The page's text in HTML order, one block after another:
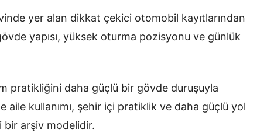
yer alan dikkat çekici otomobil kayıtlarından
yapısı, yüksek oturma pozisyonu ve günlük
pratikliğini daha güçlü bir gövde duruşuyla
aile kullanımı, şehir içi pratiklik ve daha güçlü yol
bir arşiv modelidir.